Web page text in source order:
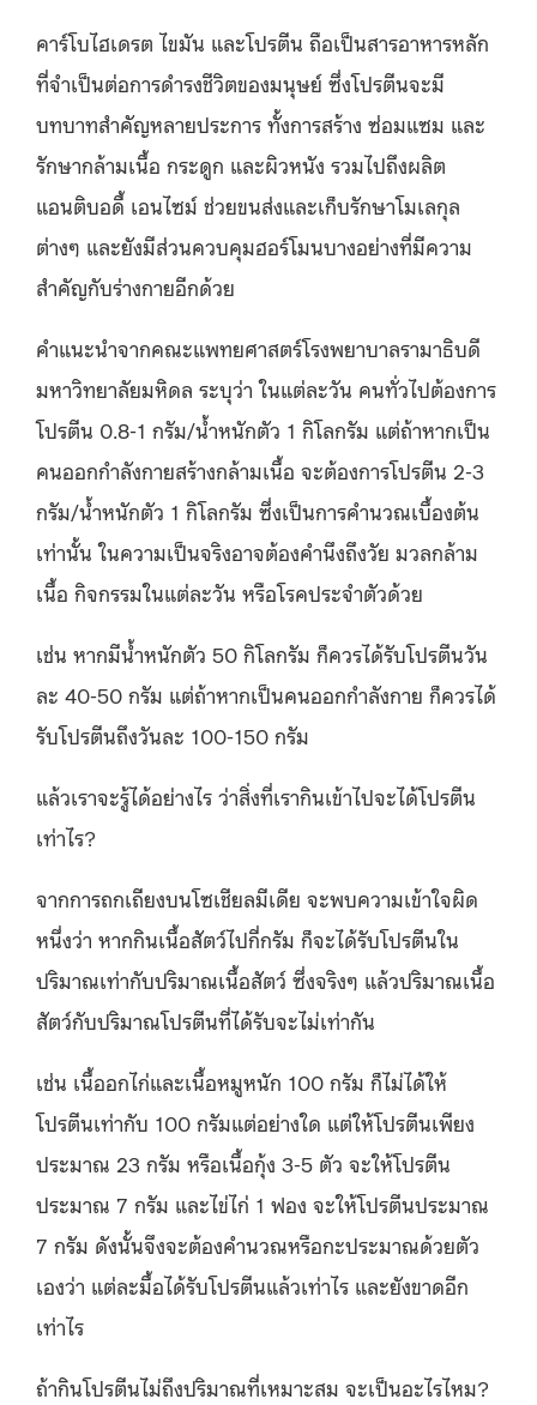
คาร์โบไฮเดรต ไขมัน และโปรตีน ถือเป็นสารอาหารหลัก
ที่จำเป็นต่อการดำรงชีวิตของมนุษย์ ซึ่งโปรตีนจะมี
บทบาทสำคัญหลายประการ ทั้งการสร้าง ซ่อมแซม และ
รักษากล้ามเนื้อ กระดูก และผิวหนัง รวมไปถึงผลิต
แอนติบอดี้ เอนไซม์ ช่วยขนส่งและเก็บรักษาโมเลกุล
ต่างๆ และยังมีส่วนควบคุมฮอร์โมนบางอย่างที่มีความ
สำคัญกับร่างกายอีกด้วย
คำแนะนำจากคณะแพทยศาสตร์โรงพยาบาลรามาธิบดี
มหาวิทยาลัยมหิดล ระบุว่า ในแต่ละวัน คนทั่วไปต้องการ
โปรตีน 0.8-1 กรัม/น้ำหนักตัว 1 กิโลกรัม แต่ถ้าหากเป็น
คนออกกำลังกายสร้างกล้ามเนื้อ จะต้องการโปรตีน 2-3
กรัม/น้ำหนักตัว 1 กิโลกรัม ซึ่งเป็นการคำนวณเบื้องต้น
เท่านั้น ในความเป็นจริงอาจต้องคำนึงถึงวัย มวลกล้าม
เนื้อ กิจกรรมในแต่ละวัน หรือโรคประจำตัวด้วย
เช่น หากมีน้ำหนักตัว 50 กิโลกรัม ก็ควรได้รับโปรตีนวัน
ละ 40-50 กรัม แต่ถ้าหากเป็นคนออกกำลังกาย ก็ควรได้
รับโปรตีนถึงวันละ 100-150 กรัม
แล้วเราจะรู้ได้อย่างไร ว่าสิ่งที่เรากินเข้าไปจะได้โปรตีน
เท่าไร?
จากการถกเถียงบนโซเชียลมีเดีย จะพบความเข้าใจผิด
หนึ่งว่า หากกินเนื้อสัตว์ไปกี่กรัม ก็จะได้รับโปรตีนใน
ปริมาณเท่ากับปริมาณเนื้อสัตว์ ซึ่งจริงๆ แล้วปริมาณเนื้อ
สัตว์กับปริมาณโปรตีนที่ได้รับจะไม่เท่ากัน
เช่น เนื้ออกไก่และเนื้อหมูหนัก 100 กรัม ก็ไม่ได้ให้
โปรตีนเท่ากับ 100 กรัมแต่อย่างใด แต่ให้โปรตีนเพียง
ประมาณ 23 กรัม หรือเนื้อกุ้ง 3-5 ตัว จะให้โปรตีน
ประมาณ 7 กรัม และไข่ไก่ 1 ฟอง จะให้โปรตีนประมาณ
7 กรัม ดังนั้นจึงจะต้องคำนวณหรือกะประมาณด้วยตัว
เองว่า แต่ละมื้อได้รับโปรตีนแล้วเท่าไร และยังขาดอีก
เท่าไร
ถ้ากินโปรตีนไม่ถึงปริมาณที่เหมาะสม จะเป็นอะไรไหม?